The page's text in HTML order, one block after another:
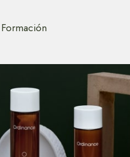
Formación